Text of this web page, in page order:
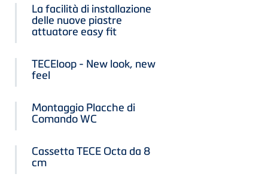
La facilità di installazione
delle nuove piastre
attuatore easy fit
TECEloop - New look, new
feel
Montaggio Placche di
Comando WC
Cassetta TECE Octa da 8
cm